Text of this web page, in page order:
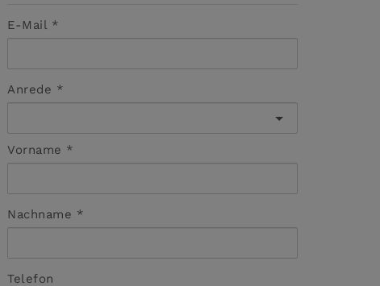
E-Mail
Anrede
Vorname
Nachname
Telefon